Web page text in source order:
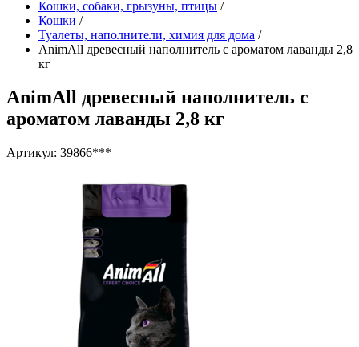
Кошки, собаки, грызуны, птицы /
Кошки /
Туалеты, наполнители, химия для дома /
AnimAll древесный наполнитель с ароматом лаванды 2,8
кг
AnimAll древесный наполнитель с
ароматом лаванды 2,8 кг
Артикул: 39866***